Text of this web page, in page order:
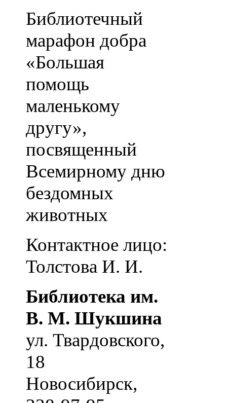
Библиотечный
марафон добра
«Большая
помощь
маленькому
другу»,
посвященный
Всемирному дню
бездомных
животных
Контактное лицо:
Толстова И. И.
Библиотека им.
В. М. Шукшина
ул. Твардовского,
18
Новосибирск,